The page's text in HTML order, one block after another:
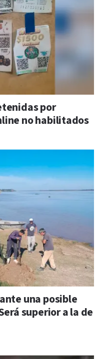
por
no habilitados
una posible
superior a la de